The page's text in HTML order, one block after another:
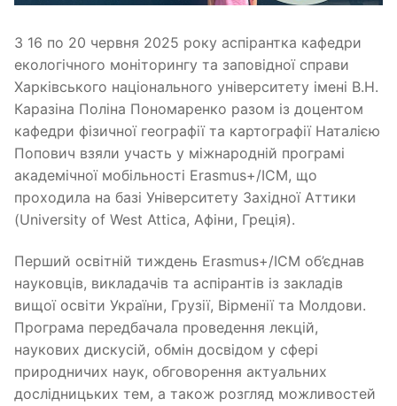
З 16 по 20 червня 2025 року аспірантка кафедри
екологічного моніторингу та заповідної справи
Харківського національного університету імені В.Н.
Каразіна Поліна Пономаренко разом із доцентом
кафедри фізичної географії та картографії Наталією
Попович взяли участь у міжнародній програмі
академічної мобільності Erasmus+/ICM, що
проходила на базі Університету Західної Аттики
(University of West Attica, Афіни, Греція).
Перший освітній тиждень Erasmus+/ICM об’єднав
науковців, викладачів та аспірантів із закладів
вищої освіти України, Грузії, Вірменії та Молдови.
Програма передбачала проведення лекцій,
наукових дискусій, обмін досвідом у сфері
природничих наук, обговорення актуальних
дослідницьких тем, а також розгляд можливостей